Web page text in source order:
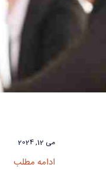
می 12, 2024
ادامه مطلب